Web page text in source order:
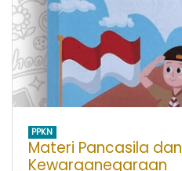
PPKN
Materi Pancasila dan
Kewarganegaraan